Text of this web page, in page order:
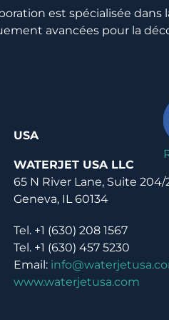
est spécialisée
avancées pour la
USA
WATERJET USA LLC
65 N River Lane, Suite 204/
Geneva, IL 60134
Tel. +1 (630) 208 1567
Tel. +1 (630) 457 5230
Email:
www.waterjetusa.com